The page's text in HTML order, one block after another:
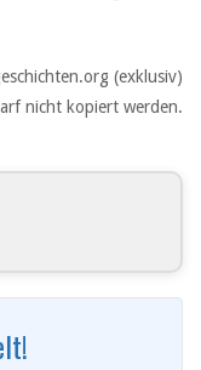
(exklusiv)
nicht kopiert werden.